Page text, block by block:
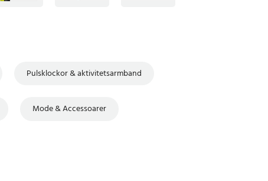
Pulsklockor & aktivitetsarmband
Mode & Accessoarer